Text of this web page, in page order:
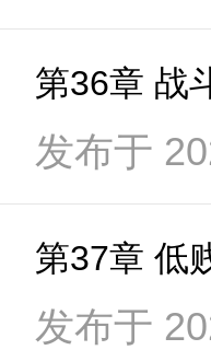
第36章 战
发布于
第37章 低
发布于